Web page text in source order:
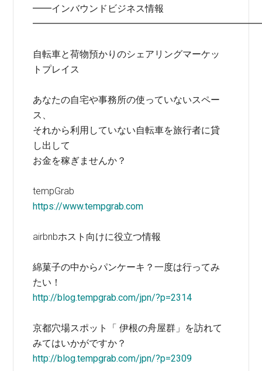
━━インバウンドビジネス情報
自転車と荷物預かりのシェアリングマーケッ
トプレイス
あなたの自宅や事務所の使っていないスペー
ス、
それから利用していない自転車を旅行者に貸
し出して
お金を稼ぎませんか？
tempGrab
https://www.tempgrab.com
airbnbホスト向けに役立つ情報
綿菓子の中からパンケーキ？一度は行ってみ
たい！
http://blog.tempgrab.com/jpn/?p=2314
京都穴場スポット「 伊根の舟屋群」を訪れて
みてはいかがですか？
http://blog.tempgrab.com/jpn/?p=2309